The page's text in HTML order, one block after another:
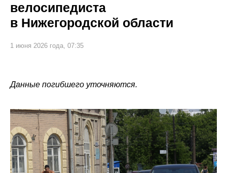
велосипедиста
в Нижегородской области
1 июня 2026 года, 07:35
Данные погибшего уточняются.